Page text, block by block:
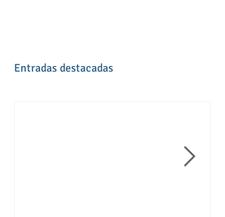
Entradas destacadas